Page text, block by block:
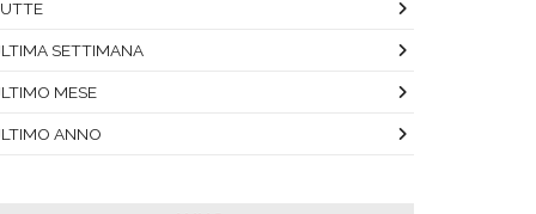
SETTIMANA
MESE
ANNO